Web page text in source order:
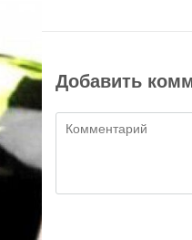
Добавить